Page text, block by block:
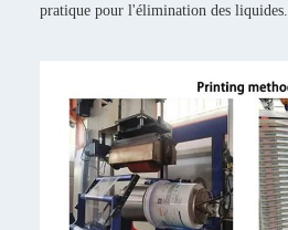
pratique pour l'élimination des liquides.